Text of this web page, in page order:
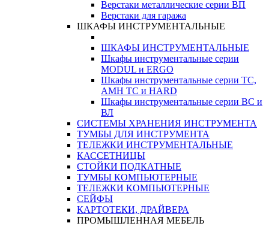
Верстаки металлические серии ВП
Верстаки для гаража
ШКАФЫ ИНСТРУМЕНТАЛЬНЫЕ
ШКАФЫ ИНСТРУМЕНТАЛЬНЫЕ
Шкафы инструментальные серии
MODUL и ERGO
Шкафы инструментальные серии ТС,
АМН ТС и HARD
Шкафы инструментальные серии ВС и
ВЛ
СИСТЕМЫ ХРАНЕНИЯ ИНСТРУМЕНТА
ТУМБЫ ДЛЯ ИНСТРУМЕНТА
ТЕЛЕЖКИ ИНСТРУМЕНТАЛЬНЫЕ
КАССЕТНИЦЫ
СТОЙКИ ПОДКАТНЫЕ
ТУМБЫ КОМПЬЮТЕРНЫЕ
ТЕЛЕЖКИ КОМПЬЮТЕРНЫЕ
СЕЙФЫ
КАРТОТЕКИ, ДРАЙВЕРА
ПРОМЫШЛЕННАЯ МЕБЕЛЬ